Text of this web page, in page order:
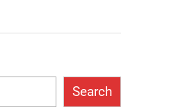
Search